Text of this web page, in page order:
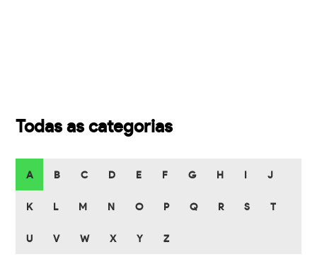
Todas as categorias
A B C D E F G H J
K L M N O P Q R S T
U V W X Y Z